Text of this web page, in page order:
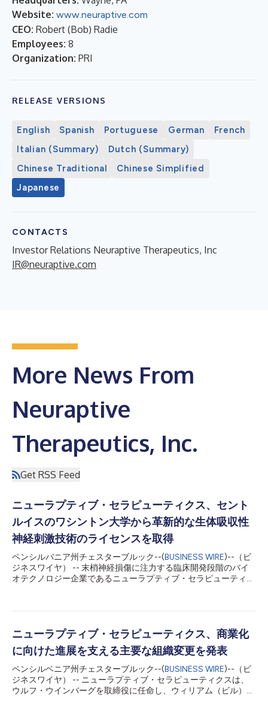
Website: www.neuraptive.com
CEO: Robert (Bob) Radie
Employees: 8
Organization: PRI
RELEASE VERSIONS
English Spanish Portuguese German
French
Italian (Summary)
Dutch (Summary)
Chinese Traditional
Chinese Simplified
Japanese
CONTACTS
Investor Relations Neuraptive Therapeutics, Inc
IR@neuraptive.com
More News From
Neuraptive
Therapeutics, Inc.
Get RSS Feed
ニューラプティブ・セラピューティクス、セント
ルイスのワシントン大学から革新的な生体吸収性
神経刺激技術のライセンスを取得
ペンシルバニア州チェスターブルック--(BUSINESS WIRE)--（ビ
ジネスワイヤ） -- 末梢神経損傷に注力する臨床開発段階のバイ
オテクノロジー企業であるニューラプティブ・セラピューティク
しました。 WashU Medicineの研究者がノースウェスタン大学と
ルスを送ることで、神経再生を促進します。このデバイスは完全
に生体吸収性で、体内で自然に分解されるため、除去のための追
加手術を行う必要がありません。 「WashUは、本学の研究室か
ら生まれた生体吸収性プラットフォームの開発を支援するため、
ニューラプティブのような新興企業と提携できることをうれしく
思います」と、WashUの副学長補佐で、技術マネジメント室のマ
ネージングディレクターを務めるニコール・R・メルシエ
ニューラプティブ・セラピューティクス、商業化
に向けた進展を支える主要な組織変更を発表
ペンシルベニア州チェスターブルック--(BUSINESS WIRE)--（ビ
ジネスワイヤ） -- ニューラプティブ・セラピューティクスは、
ウルフ・ウインバーグを取締役に任命し、ウィリアム（ビル）・